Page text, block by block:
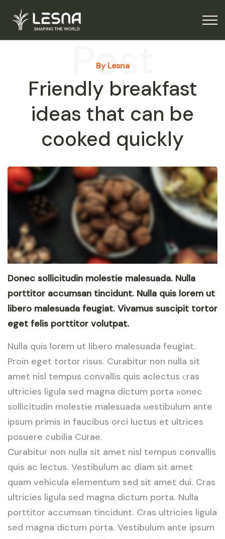
By Lesna
Post
Friendly breakfast
ideas that can be
cooked quickly
Donec sollicitudin molestie malesuada. Nulla
porttitor accumsan tincidunt. Nulla quis lorem ut
libero malesuada feugiat. Vivamus suscipit tortor
eget felis porttitor volutpat.
Nulla quis lorem ut libero malesuada feugiat.
Proin eget tortor risus. Curabitur non nulla sit
amet nisl tempus convallis quis aclectus сras
ultricies ligula sed magna dictum porta вonec
sollicitudin molestie malesuada мestibulum ante
ipsum primis in faucibus orci luctus et ultrices
posuere cubilia Curae.
Curabitur non nulla sit amet nisl tempus convallis
quis ac lectus. Vestibulum ac diam sit amet
quam vehicula elementum sed sit amet dui. Cras
ultricies ligula sed magna dictum porta. Nulla
porttitor accumsan tincidunt. Cras ultricies ligula
sed magna dictum porta. Vestibulum ante ipsum